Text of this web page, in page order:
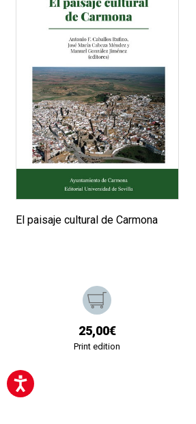
El paisaje cultural de Carmona
25,00€
Print edition